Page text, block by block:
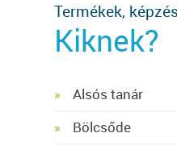
Termékek,
Kiknek?
Alsós tanár
Bölcsőde